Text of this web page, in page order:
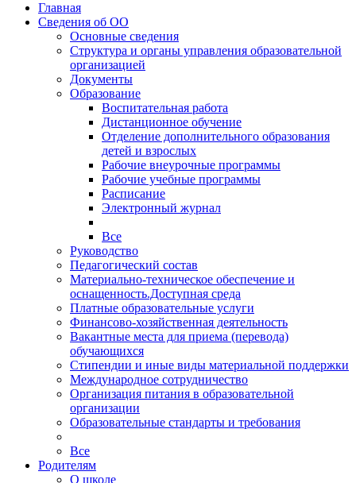
Главная
Сведения об ОО
Основные сведения
Структура и органы управления образовательной
организацией
Документы
Образование
Воспитательная работа
Дистанционное обучение
Отделение дополнительного образования
детей и взрослых
Рабочие внеурочные программы
Рабочие учебные программы
Расписание
Электронный журнал
Все
Руководство
Педагогический состав
Материально-техническое обеспечение и
оснащенность.Доступная среда
Платные образовательные услуги
Финансово-хозяйственная деятельность
Вакантные места для приема (перевода)
обучающихся
Стипендии и иные виды материальной поддержки
Международное сотрудничество
Организация питания в образовательной
организации
Образовательные стандарты и требования
Все
Родителям
О школе